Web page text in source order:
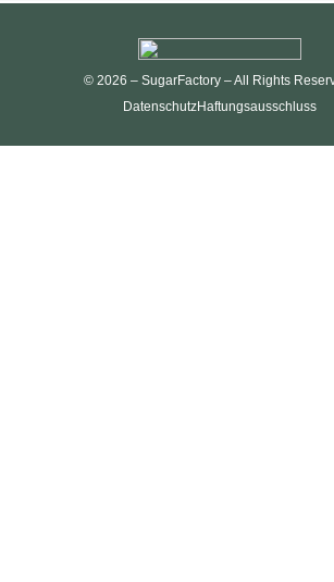
© 2026 – SugarFactory – All Rights
DatenschutzHaftungsausschluss